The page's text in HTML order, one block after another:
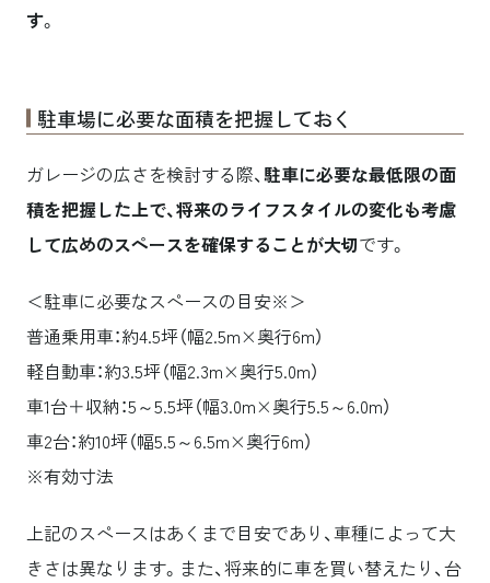
す。
駐車場に必要な面積を把握しておく
ガレージの広さを検討する際、駐車に必要な最低限の面
積を把握した上で、将来のライフスタイルの変化も考慮
して広めのスペースを確保することが大切です。
＜駐車に必要なスペースの目安※＞
普通乗用車：約4.5坪（幅2.5m×奥行6m）
軽自動車：約3.5坪（幅2.3m×奥行5.0m）
車1台＋収納：5～5.5坪（幅3.0m×奥行5.5～6.0m）
車2台：約10坪（幅5.5～6.5m×奥行6m）
※有効寸法
上記のスペースはあくまで目安であり、車種によって大
きさは異なります。また、将来的に車を買い替えたり、台